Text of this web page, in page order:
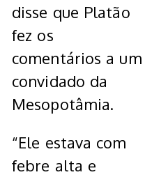
disse que Platão
fez os
comentários a um
convidado da
Mesopotâmia.
“Ele estava com
febre alta e